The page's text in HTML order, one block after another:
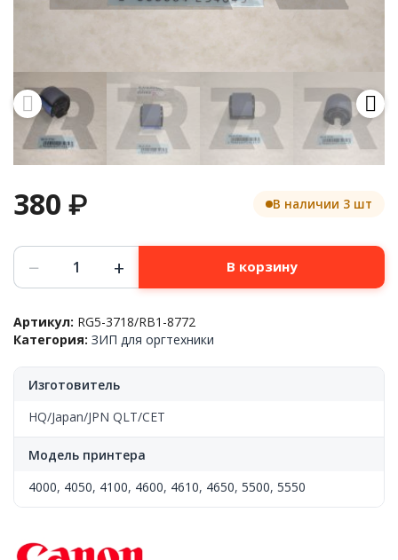
380 ₽ В наличии 3 шт
Количество
товара
Ролик
подачи
бумаги,
RG5-
8772,
− + В корзину
Артикул: RG5-3718/RB1-8772
Категория: ЗИП для оргтехники
Изготовитель
HQ/Japan/JPN QLT/CET
Модель принтера
4000, 4050, 4100, 4600, 4610, 4650, 5500, 5550